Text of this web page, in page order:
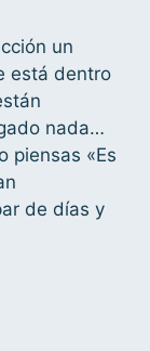
un
está dentro
nada…
piensas «Es
de días y